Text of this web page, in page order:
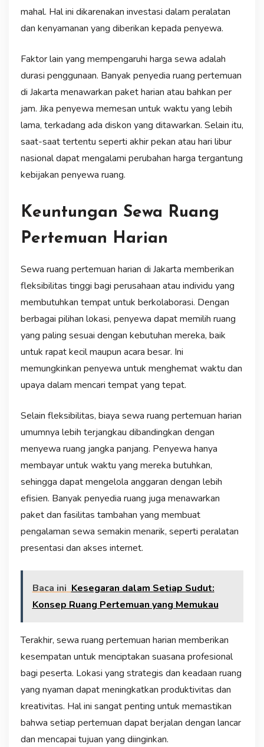
mahal. Hal ini dikarenakan investasi dalam peralatan
dan kenyamanan yang diberikan kepada penyewa.
Faktor lain yang mempengaruhi harga sewa adalah
durasi penggunaan. Banyak penyedia ruang pertemuan
di Jakarta menawarkan paket harian atau bahkan per
jam. Jika penyewa memesan untuk waktu yang lebih
lama, terkadang ada diskon yang ditawarkan. Selain itu,
saat-saat tertentu seperti akhir pekan atau hari libur
nasional dapat mengalami perubahan harga tergantung
kebijakan penyewa ruang.
Keuntungan Sewa Ruang
Pertemuan Harian
Sewa ruang pertemuan harian di Jakarta memberikan
fleksibilitas tinggi bagi perusahaan atau individu yang
membutuhkan tempat untuk berkolaborasi. Dengan
berbagai pilihan lokasi, penyewa dapat memilih ruang
yang paling sesuai dengan kebutuhan mereka, baik
untuk rapat kecil maupun acara besar. Ini
memungkinkan penyewa untuk menghemat waktu dan
upaya dalam mencari tempat yang tepat.
Selain fleksibilitas, biaya sewa ruang pertemuan harian
umumnya lebih terjangkau dibandingkan dengan
menyewa ruang jangka panjang. Penyewa hanya
membayar untuk waktu yang mereka butuhkan,
sehingga dapat mengelola anggaran dengan lebih
efisien. Banyak penyedia ruang juga menawarkan
paket dan fasilitas tambahan yang membuat
pengalaman sewa semakin menarik, seperti peralatan
presentasi dan akses internet.
Baca ini Kesegaran dalam Setiap Sudut:
Konsep Ruang Pertemuan yang Memukau
Terakhir, sewa ruang pertemuan harian memberikan
kesempatan untuk menciptakan suasana profesional
bagi peserta. Lokasi yang strategis dan keadaan ruang
yang nyaman dapat meningkatkan produktivitas dan
kreativitas. Hal ini sangat penting untuk memastikan
bahwa setiap pertemuan dapat berjalan dengan lancar
dan mencapai tujuan yang diinginkan.